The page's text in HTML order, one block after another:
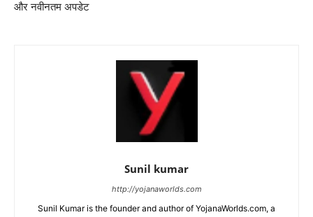
और नवीनतम अपडेट
Sunil kumar
http://yojanaworlds.com
Sunil Kumar is the founder and author of YojanaWorlds.com, a